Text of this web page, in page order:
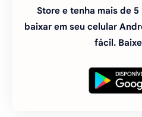
Store e tenha mais de
baixar em seu celular
fácil.